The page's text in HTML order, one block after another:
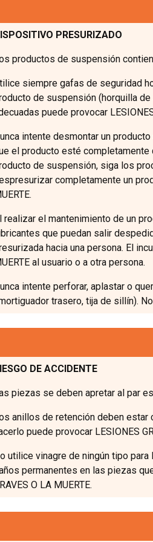
PRESURIZADO
productos de suspensión
siempre gafas de seguridad
de suspensión (horquilla
puede provocar
intente desmontar un
el producto esté completamente
de suspensión, siga los
completamente un
realizar el mantenimiento de un
que puedan salir
hacia una persona. El
al usuario o a otra persona.
intente perforar, aplastar o
trasero, tija de sillín).
DE ACCIDENTE
piezas se deben apretar al par
anillos de retención deben estar
puede provocar LESIONES
utilice vinagre de ningún tipo
permanentes en las piezas
O LA MUERTE.